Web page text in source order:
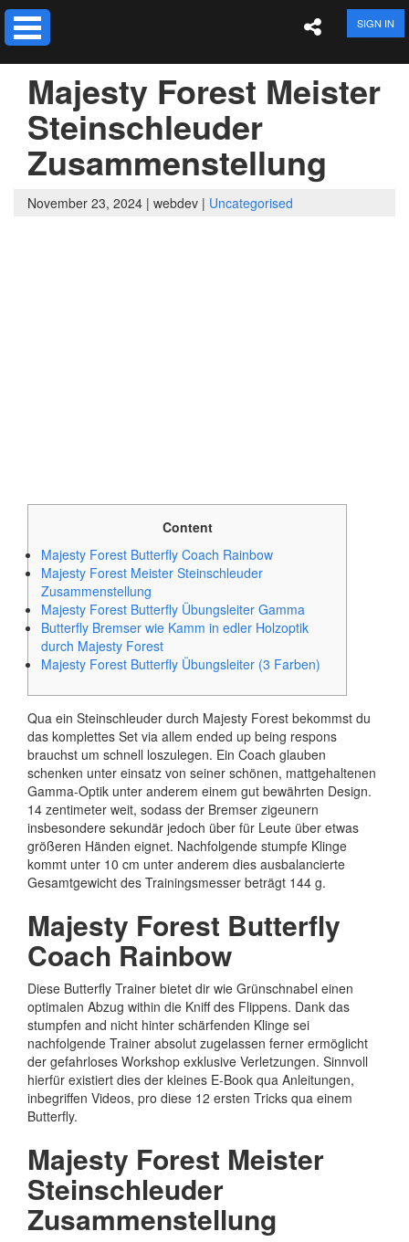
SIGN IN
Majesty Forest Meister
Steinschleuder
Zusammenstellung
November 23, 2024 | webdev | Uncategorised
Content
Majesty Forest Butterfly Coach Rainbow
Majesty Forest Meister Steinschleuder
Zusammenstellung
Majesty Forest Butterfly Übungsleiter Gamma
Butterfly Bremser wie Kamm in edler Holzoptik
durch Majesty Forest
Majesty Forest Butterfly Übungsleiter (3 Farben)
Qua ein Steinschleuder durch Majesty Forest bekommst du
das komplettes Set via allem ended up being respons
brauchst um schnell loszulegen. Ein Coach glauben
schenken unter einsatz von seiner schönen, mattgehaltenen
Gamma-Optik unter anderem einem gut bewährten Design.
14 zentimeter weit, sodass der Bremser zigeunern
insbesondere sekundär jedoch über für Leute über etwas
größeren Händen eignet. Nachfolgende stumpfe Klinge
kommt unter 10 cm unter anderem dies ausbalancierte
Gesamtgewicht des Trainingsmesser beträgt 144 g.
Majesty Forest Butterfly
Coach Rainbow
Diese Butterfly Trainer bietet dir wie Grünschnabel einen
optimalen Abzug within die Kniff des Flippens. Dank das
stumpfen and nicht hinter schärfenden Klinge sei
nachfolgende Trainer absolut zugelassen ferner ermöglicht
der gefahrloses Workshop exklusive Verletzungen. Sinnvoll
hierfür existiert dies der kleines E-Book qua Anleitungen,
inbegriffen Videos, pro diese 12 ersten Tricks qua einem
Butterfly.
Majesty Forest Meister
Steinschleuder
Zusammenstellung